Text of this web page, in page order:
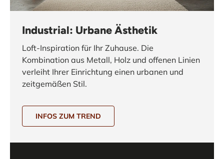
Industrial: Urbane Ästhetik
Loft-Inspiration für Ihr Zuhause. Die
Kombination aus Metall, Holz und offenen Linien
verleiht Ihrer Einrichtung einen urbanen und
zeitgemäßen Stil.
INFOS ZUM TREND